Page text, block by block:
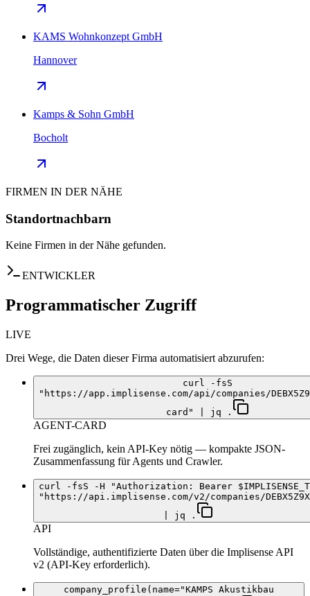
KAMS Wohnkonzept GmbH
Hannover
Kamps & Sohn GmbH
Bocholt
FIRMEN IN DER NÄHE
Standortnachbarn
Keine Firmen in der Nähe gefunden.
ENTWICKLER
Programmatischer Zugriff
LIVE
Drei Wege, die Daten dieser Firma automatisiert abzurufen:
curl -fsS
"https://app.implisense.com/api/companies/
card" | jq .
AGENT-CARD
Frei zugänglich, kein API-Key nötig — kompakte JSON-
Zusammenfassung für Agents und Crawler.
curl -fsS -H "Authorization: Bearer
"https://api.implisense.com/v2/companies/
| jq .
API
Vollständige, authentifizierte Daten über die Implisense API
v2 (API-Key erforderlich).
company_profile(name="KAMPS Akustikbau